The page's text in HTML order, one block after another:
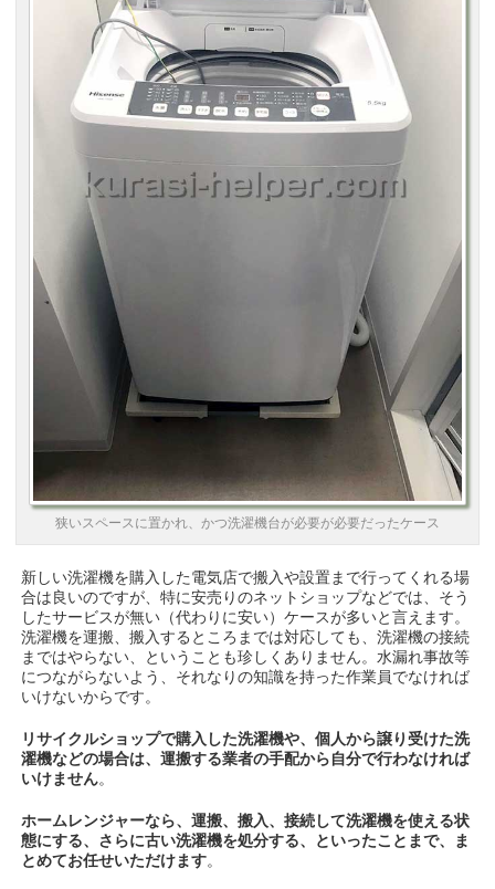
狭いスペースに置かれ、かつ洗濯機台が必要が必要だったケース
新しい洗濯機を購入した電気店で搬入や設置まで行ってくれる場
合は良いのですが、特に安売りのネットショップなどでは、そう
したサービスが無い（代わりに安い）ケースが多いと言えます。
洗濯機を運搬、搬入するところまでは対応しても、洗濯機の接続
まではやらない、ということも珍しくありません。水漏れ事故等
につながらないよう、それなりの知識を持った作業員でなければ
いけないからです。
リサイクルショップで購入した洗濯機や、個人から譲り受けた洗
濯機などの場合は、運搬する業者の手配から自分で行わなければ
いけません。
ホームレンジャーなら、運搬、搬入、接続して洗濯機を使える状
態にする、さらに古い洗濯機を処分する、といったことまで、ま
とめてお任せいただけます。